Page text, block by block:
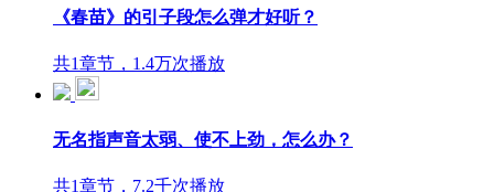
《春苗》的引子段怎么弹才好听？
共1章节，1.4万次播放
无名指声音太弱、使不上劲，怎么办？
共1章节，7.2千次播放